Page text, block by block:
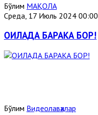
Бўлим МАҚОЛА
Среда, 17 Июль 2024 00:00
ОИЛАДА БАРАКА БОР!
Бўлим Видеолавҳалар